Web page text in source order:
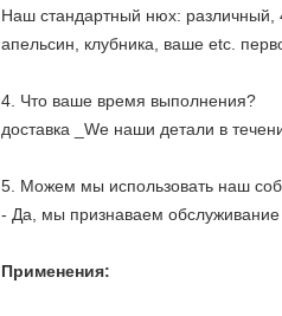
Наш стандартный нюх: различный,
апельсин, клубника, ваше etc.
4. Что ваше время выполнения?
доставка _We наши детали в
5. Можем мы использовать наш
- Да, мы признаваем обслуживание
Применения: